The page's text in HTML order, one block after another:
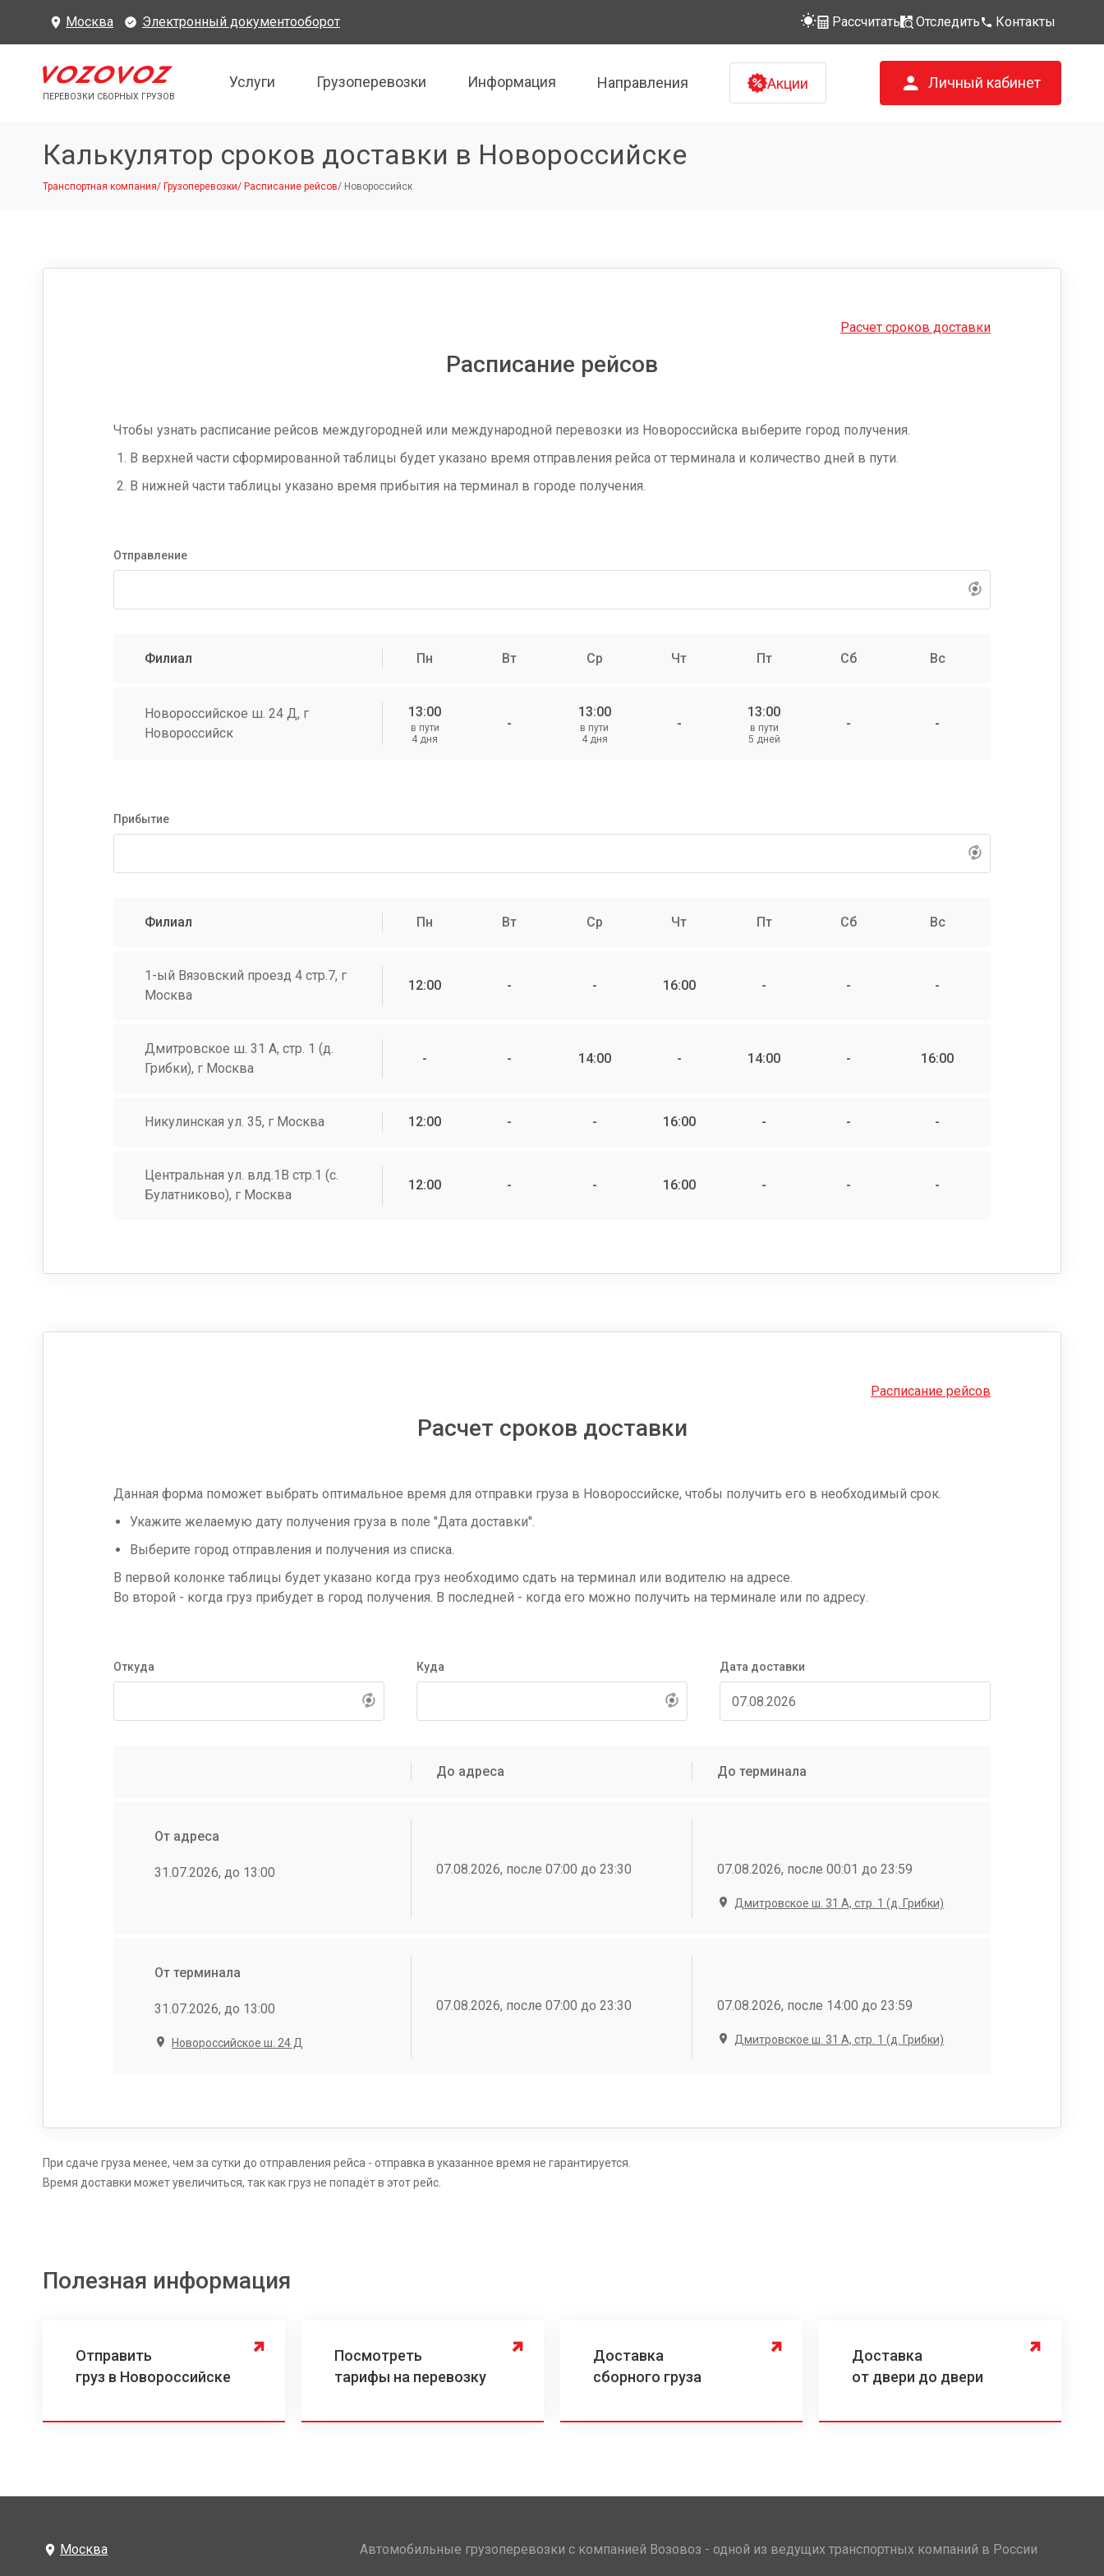
Москва Электронный документооборот Рассчитать Отследить Контакты
ПЕРЕВОЗКИ СБОРНЫХ ГРУЗОВ
Услуги Грузоперевозки Информация Направления Акции Личный кабинет
Калькулятор сроков доставки в Новороссийске
Транспортная компания/ Грузоперевозки/ Расписание рейсов/ Новороссийск
Расчет сроков доставки
Расписание рейсов
Чтобы узнать расписание рейсов междугородней или международной перевозки из Новороссийска выберите город получения.
В верхней части сформированной таблицы будет указано время отправления рейса от терминала и количество дней в пути.
В нижней части таблицы указано время прибытия на терминал в городе получения.
Отправление
Филиал Пн Вт Ср Чт Пт Сб Вс
Новороссийское ш. 24 Д, г
Новороссийск
13:00
в пути
4 дня
-
13:00
в пути
4 дня
-
13:00
в пути
5 дней
- -
Прибытие
Филиал Пн Вт Ср Чт Пт Сб Вс
1-ый Вязовский проезд 4 стр.7, г
Москва
12:00 - - 16:00 - - -
Дмитровское ш. 31 А, стр. 1 (д.
Грибки), г Москва
- - 14:00 - 14:00 - 16:00
Никулинская ул. 35, г Москва 12:00 - - 16:00 - - -
Центральная ул. влд.1В стр.1 (с.
Булатниково), г Москва
12:00 - - 16:00 - - -
Расписание рейсов
Расчет сроков доставки
Данная форма поможет выбрать оптимальное время для отправки груза в Новороссийске, чтобы получить его в необходимый срок.
Укажите желаемую дату получения груза в поле "Дата доставки".
Выберите город отправления и получения из списка.
В первой колонке таблицы будет указано когда груз необходимо сдать на терминал или водителю на адресе.
Во второй - когда груз прибудет в город получения. В последней - когда его можно получить на терминале или по адресу.
Откуда Куда Дата доставки
До адреса До терминала
От адреса
31.07.2026, до 13:00 07.08.2026, после 07:00 до 23:30 07.08.2026, после 00:01 до 23:59
Дмитровское ш. 31 А, стр. 1 (д. Грибки)
От терминала
31.07.2026, до 13:00
Новороссийское ш. 24 Д
07.08.2026, после 07:00 до 23:30 07.08.2026, после 14:00 до 23:59
Дмитровское ш. 31 А, стр. 1 (д. Грибки)
При сдаче груза менее, чем за сутки до отправления рейса - отправка в указанное время не гарантируется.
Время доставки может увеличиться, так как груз не попадёт в этот рейс.
Полезная информация
Отправить
груз в Новороссийске
Посмотреть
тарифы на перевозку
Доставка
сборного груза
Доставка
от двери до двери
Москва Автомобильные грузоперевозки с компанией Возовоз - одной из ведущих транспортных компаний в России